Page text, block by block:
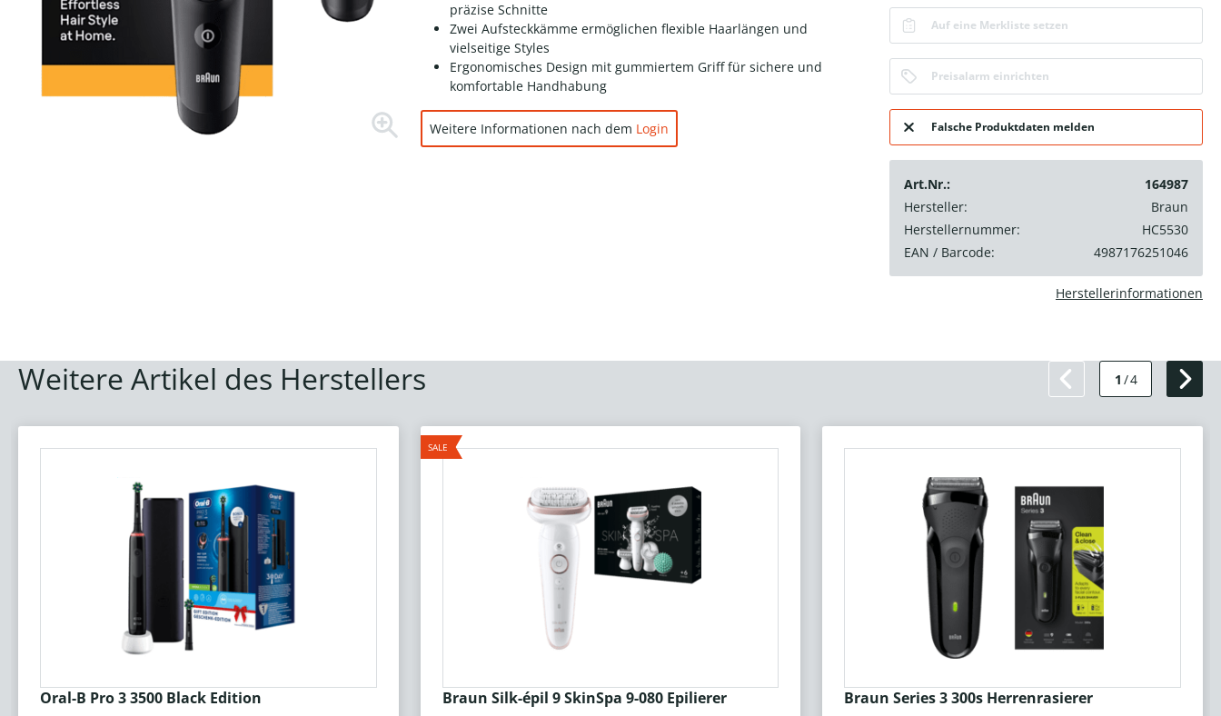
präzise Schnitte
Zwei Aufsteckkämme ermöglichen flexible Haarlängen und
vielseitige Styles
Ergonomisches Design mit gummiertem Griff für sichere und
komfortable Handhabung
Weitere Informationen nach dem Login
Auf eine Merkliste setzen
Preisalarm einrichten
Falsche Produktdaten melden
Art.Nr.:
164987
Hersteller:
Braun
Herstellernummer:
HC5530
EAN / Barcode:
4987176251046
Herstellerinformationen
Weitere Artikel des Herstellers 1 /4
Oral-B Pro 3 3500 Black Edition
SALE
Braun Silk-épil 9 SkinSpa 9-080 Epilierer Braun Series 3 300s Herrenrasierer